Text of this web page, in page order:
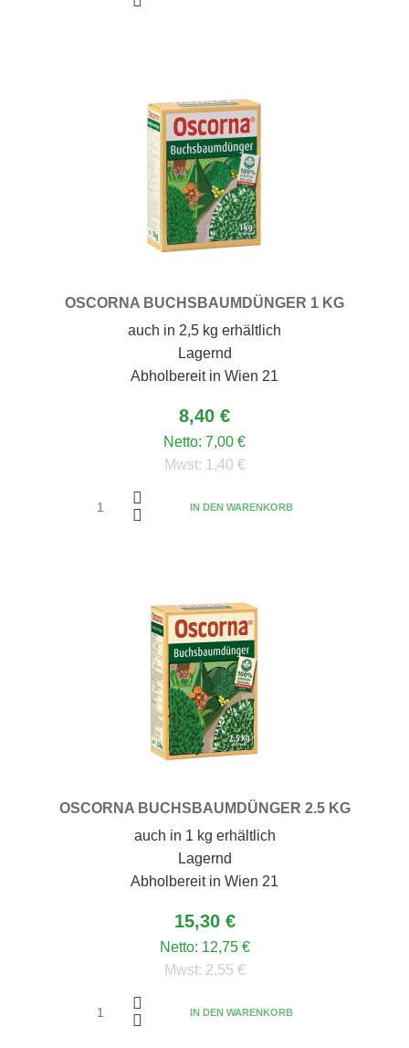
OSCORNA BUCHSBAUMDÜNGER 1 KG
auch in 2,5 kg erhältlich
Lagernd
Abholbereit in Wien 21
8,40 €
Netto: 7,00 €
Mwst: 1,40 €
IN DEN WARENKORB
OSCORNA BUCHSBAUMDÜNGER 2.5 KG
auch in 1 kg erhältlich
Lagernd
Abholbereit in Wien 21
15,30 €
Netto: 12,75 €
Mwst: 2,55 €
IN DEN WARENKORB